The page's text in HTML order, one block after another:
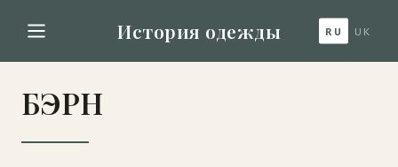
История одежды RU UK
БЭРН